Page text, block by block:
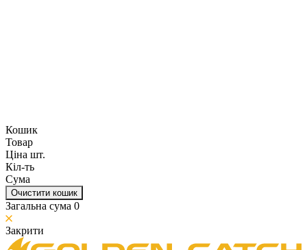
Кошик
Товар
Ціна шт.
Кіл-ть
Сума
Очистити кошик
Загальна сума 0
Закрити